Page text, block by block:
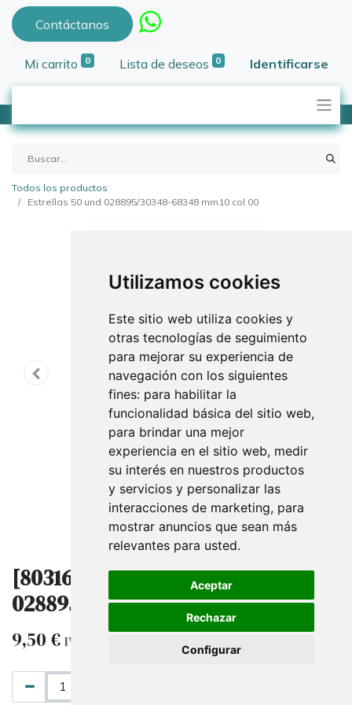
Utilizamos cookies
Este sitio web utiliza cookies y
otras tecnologías de seguimiento
para mejorar su experiencia de
navegación con los siguientes
fines: para habilitar la
funcionalidad básica del sitio web,
para brindar una mejor
experiencia en el sitio web, medir
su interés en nuestros productos
y servicios y personalizar las
interacciones de marketing, para
mostrar anuncios que sean más
relevantes para usted.
Aceptar
Rechazar
Configurar
Contáctanos
Mi carrito 0 Lista de deseos 0 Identificarse
Todos los productos
Estrellas 50 und 028895/30348-68348 mm10 col 00
[8031653618443] Estrellas 50 und
028895/30348-68348 mm10 col 00
9,50€ IVA excluido